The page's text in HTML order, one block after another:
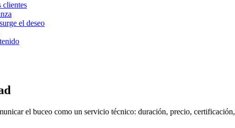
clientes
el deseo
el buceo como un servicio técnico: duración, precio, certificación,